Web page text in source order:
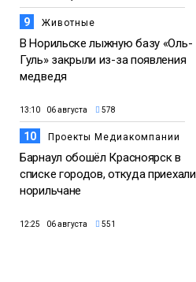
9 Животные
В Норильске лыжную базу «Оль-
Гуль» закрыли из-за появления
медведя
13:10 06 августа 578
10 Проекты Медиакомпании
Барнаул обошёл Красноярск в
списке городов, откуда приехали
норильчане
12:25 06 августа 551